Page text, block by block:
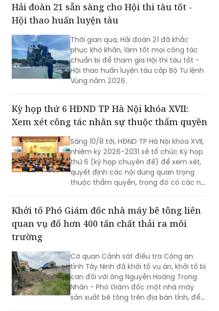
phát triển của quê hương.
Hải đoàn 21 sẵn sàng cho Hội thi tàu tốt -
Hội thao huấn luyện tàu
Thời gian qua, Hải đoàn 21 đã khắc
phục khó khăn, làm tốt mọi công tác
chuẩn bị để tham gia Hội thi tàu tốt -
Hội thao huấn luyện tàu cấp Bộ Tư lệnh
Vùng năm 2026.
Kỳ họp thứ 6 HĐND TP Hà Nội khóa XVII:
Xem xét công tác nhân sự thuộc thẩm quyền
Sáng 10/8 tới, HĐND TP Hà Nội khóa XVII,
nhiệm kỳ 2026-2031 sẽ tổ chức Kỳ họp
thứ 6 (kỳ họp chuyên đề) để xem xét,
quyết định các nội dung quan trọng
thuộc thẩm quyền, trong đó có các nội
Khởi tố Phó Giám đốc nhà máy bê tông liên
quan vụ đổ hơn 400 tấn chất thải ra môi
trường
Cơ quan Cảnh sát điều tra Công an
tỉnh Tây Ninh đã khởi tố vụ án, khởi tố bị
can đối với ông Nguyễn Hoàng Trọng
Nhân - Phó Giám đốc một nhà máy
sản xuất bê tông trên địa bàn tỉnh, để